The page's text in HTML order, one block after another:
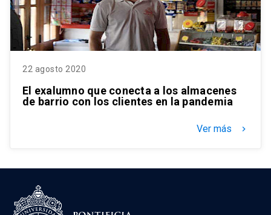
22 agosto 2020
El exalumno que conecta a los almacenes
de barrio con los clientes en la pandemia
Ver más keyboard_arrow_right